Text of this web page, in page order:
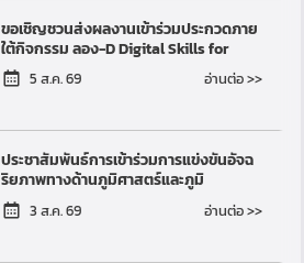
ขอเชิญชวนส่งผลงานเข้าร่วมประกวดภาย
ใต้กิจกรรม ลอง-D Digital Skills for
Better Living
5 ส.ค. 69 อ่านต่อ >>
ประชาสัมพันธ์การเข้าร่วมการแข่งขันอัจฉ
ริยภาพทางด้านภูมิศาสตร์และภูมิ
สารสนเทศแห่งประเทศไทย ระดับ
มัธยมศึกษา ครั้งที่ 3 พ.ศ...
3 ส.ค. 69 อ่านต่อ >>